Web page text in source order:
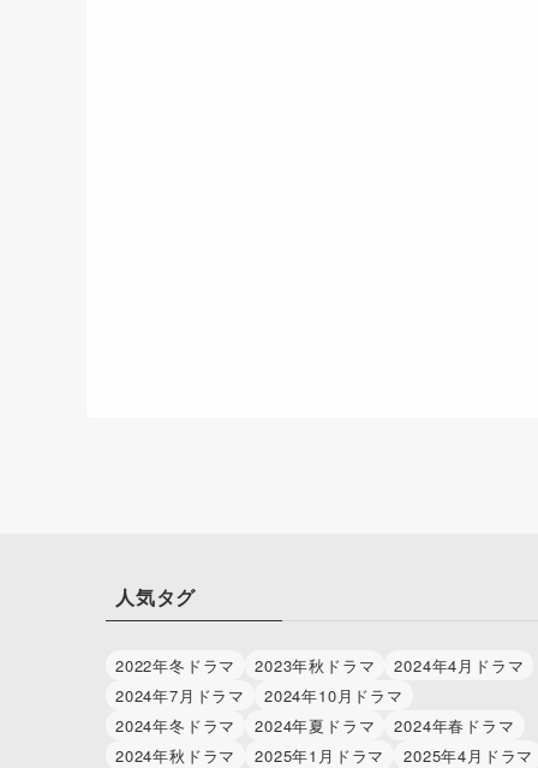
人気タグ
2022年冬ドラマ 2023年秋ドラマ
2024年4月ドラマ
2024年7月ドラマ
2024年10月ドラマ
2024年冬ドラマ
2024年夏ドラマ
2024年春ドラマ
2024年秋ドラマ
2025年1月ドラマ
2025年4月ドラマ